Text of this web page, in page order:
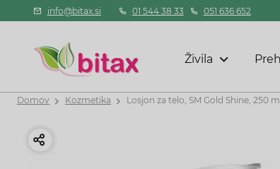
info@bitax.si 01 544 38 33 051 636 652
Živila
Domov Kozmetika Losjon za telo, SM Gold Shine, 250 ml